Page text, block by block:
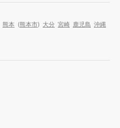
熊本 (熊本市) 大分 宮崎 鹿児島 沖縄